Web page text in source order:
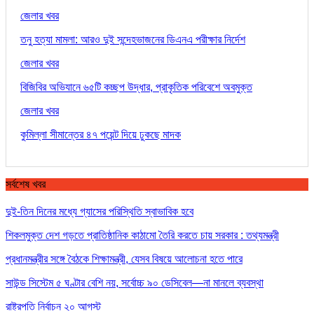
জেলার খবর
তনু হত্যা মামলা: আরও দুই সন্দেহভাজনের ডিএনএ পরীক্ষার নির্দেশ
জেলার খবর
বিজিবির অভিযানে ৬৫টি কচ্ছপ উদ্ধার, প্রাকৃতিক পরিবেশে অবমুক্ত
জেলার খবর
কুমিল্লা সীমান্তের ৪৭ পয়েন্ট দিয়ে ঢুকছে মাদক
সর্বশেষ খবর
দুই-তিন দিনের মধ্যে গ্যাসের পরিস্থিতি স্বাভাবিক হবে
শিকলমুক্ত দেশ গড়তে প্রাতিষ্ঠানিক কাঠামো তৈরি করতে চায় সরকার : তথ্যমন্ত্রী
প্রধানমন্ত্রীর সঙ্গে বৈঠকে শিক্ষামন্ত্রী, যেসব বিষয়ে আলোচনা হতে পারে
সাউন্ড সিস্টেম ৫ ঘণ্টার বেশি নয়, সর্বোচ্চ ৯০ ডেসিবেল—না মানলে ব্যবস্থা
রাষ্ট্রপতি নির্বাচন ২০ আগস্ট